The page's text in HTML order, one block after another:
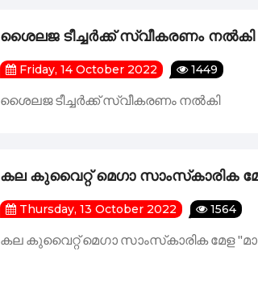
ശൈലജ ടീച്ചർക്ക്‌ സ്വീകരണം നൽകി
Friday, 14 October 2022 1449
ശൈലജ ടീച്ചർക്ക്‌ സ്വീകരണം നൽകി
കല കുവൈറ്റ് മെഗാ സാംസ്‌കാരിക
Thursday, 13 October 2022 1564
കല കുവൈറ്റ് മെഗാ സാംസ്‌കാരിക മേള